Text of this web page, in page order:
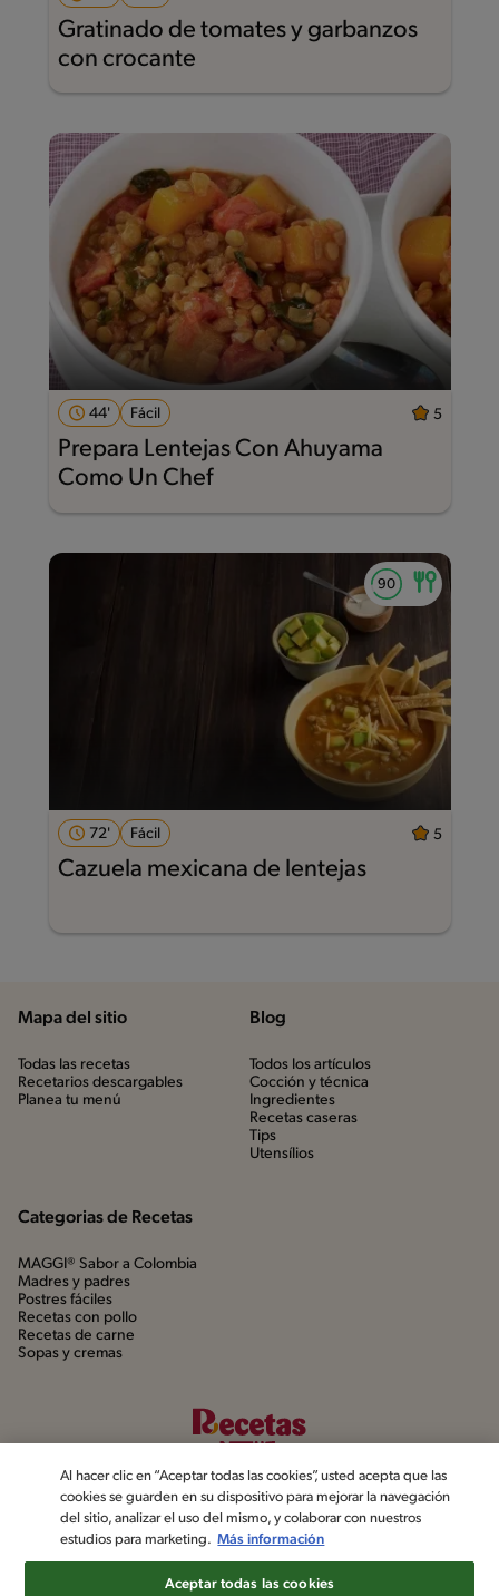
Gratinado de tomates y garbanzos
con crocante
44' Fácil 5
Prepara Lentejas Con Ahuyama
Como Un Chef
72' Fácil 5
Cazuela mexicana de lentejas
Mapa del sitio
Todas las recetas
Recetarios descargables
Planea tu menú
Blog
Todos los artículos
Cocción y técnica
Ingredientes
Recetas caseras
Tips
Utensílios
Categorias de Recetas
MAGGI® Sabor a Colombia
Madres y padres
Postres fáciles
Recetas con pollo
Recetas de carne
Sopas y cremas
Al hacer clic en “Aceptar todas las cookies”, usted acepta que las
cookies se guarden en su dispositivo para mejorar la navegación
del sitio, analizar el uso del mismo, y colaborar con nuestros
estudios para marketing. Más información
Aceptar todas las cookies